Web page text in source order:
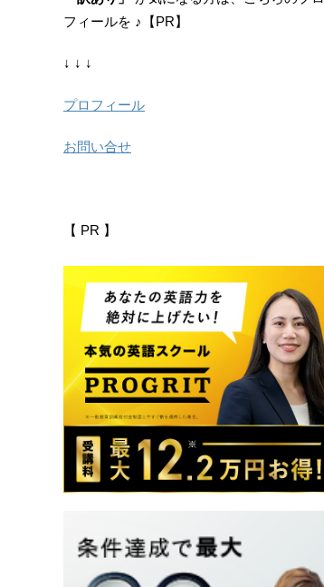
フィールを ♪【PR】
↓ ↓ ↓
プロフィール
お問い合せ
【 PR 】